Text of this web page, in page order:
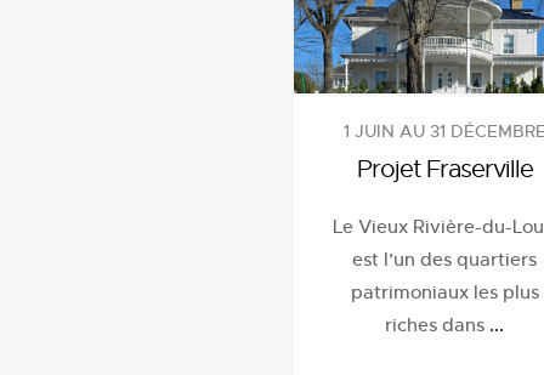
1 JUIN AU 31
Projet Fraserville
Le Vieux Rivière-du-
est l’un des quartiers
patrimoniaux les plus
riches dans ...